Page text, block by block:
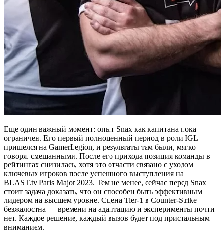
Еще один важный момент: опыт Snax как капитана пока
ограничен. Его первый полноценный период в роли IGL
пришелся на GamerLegion, и результаты там были, мягко
говоря, смешанными. После его прихода позиция команды в
рейтингах снизилась, хотя это отчасти связано с уходом
ключевых игроков после успешного выступления на
BLAST.tv Paris Major 2023. Тем не менее, сейчас перед Snax
стоит задача доказать, что он способен быть эффективным
лидером на высшем уровне. Сцена Tier-1 в Counter-Strike
безжалостна — времени на адаптацию и эксперименты почти
нет. Каждое решение, каждый вызов будет под пристальным
вниманием.